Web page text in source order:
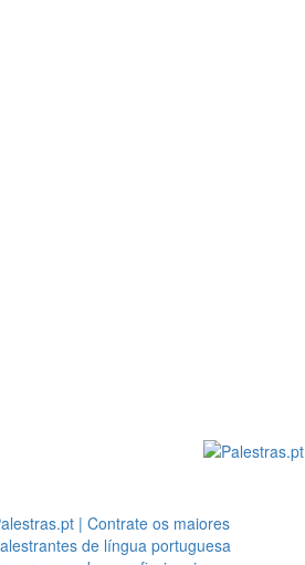
| Contrate os maiores
de língua portuguesa